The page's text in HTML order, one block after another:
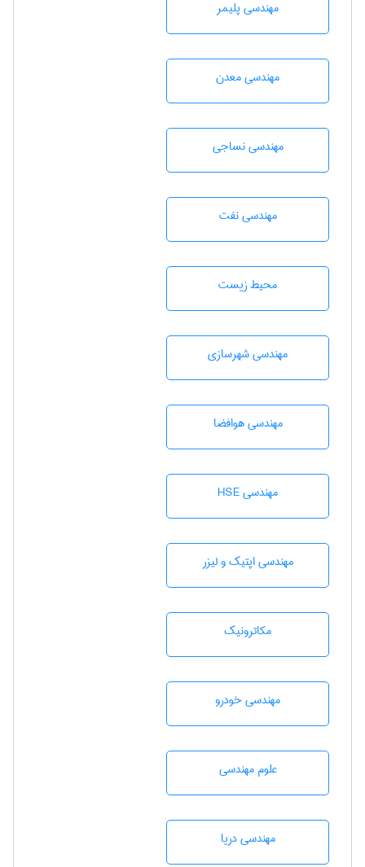
مهندسی پليمر
مهندسی معدن
مهندسي نساجی
مهندسی نفت
محيط زيست
مهندسی شهرسازی
مهندسی هوافضا
مهندسی HSE
مهندسی اپتیک و لیزر
مکاترونیک
مهندسی خودرو
علوم مهندسی
مهندسی دریا